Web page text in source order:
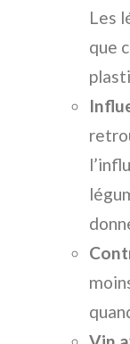
Les
que